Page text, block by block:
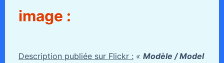
image :
Description publiée sur Flickr : « Modèle / Model